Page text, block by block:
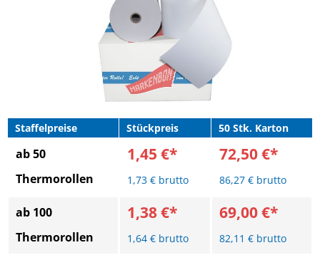
Staffelpreise Stückpreis 50 Stk. Karton
ab 50
Thermorollen
1,45 €*
1,73 € brutto
72,50 €*
86,27 € brutto
ab 100
Thermorollen
1,38 €*
1,64 € brutto
69,00 €*
82,11 € brutto